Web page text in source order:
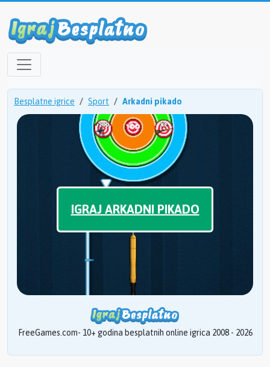
Besplatne igrice Sport Arkadni pikado
IGRAJ ARKADNI PIKADO
FreeGames.com- 10+ godina besplatnih online igrica 2008 - 2026